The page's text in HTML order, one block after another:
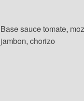
Base sauce tomate,
jambon, chorizo